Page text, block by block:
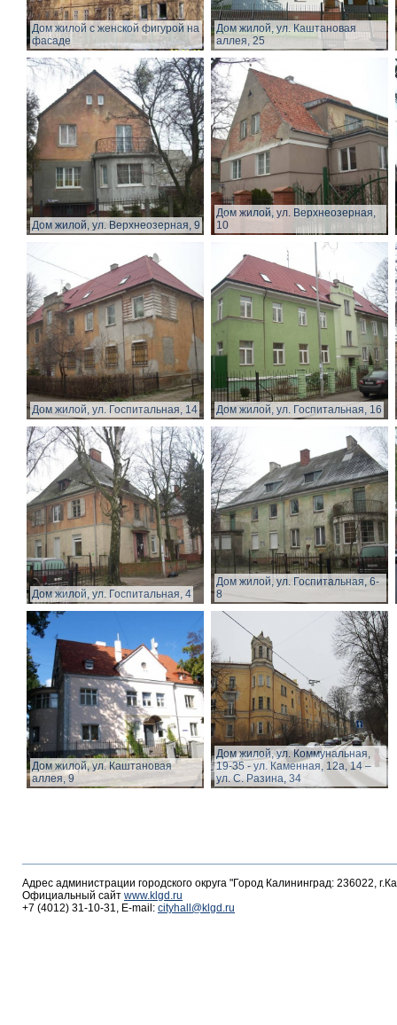
Дом жилой с женской фигурой на
фасаде
Дом жилой, ул. Каштановая
аллея, 25
Дом жилой, ул. Верхнеозерная, 9
Дом жилой, ул. Верхнеозерная,
10
Дом жилой, ул. Госпитальная, 14 Дом жилой, ул. Госпитальная, 16
Дом жилой, ул. Госпитальная, 4
Дом жилой, ул. Госпитальная, 6-
8
Дом жилой, ул. Каштановая
аллея, 9
Дом жилой, ул. Коммунальная,
19-35 - ул. Каменная, 12а, 14 –
ул. С. Разина, 34
Адрес администрации городского округа "Город Калининград: 236022,
Официальный сайт www.klgd.ru
+7 (4012) 31-10-31, E-mail: cityhall@klgd.ru